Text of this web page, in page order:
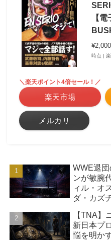
【
¥2,000
時点 | 楽
＼楽天ポイント4倍セール！／
楽天市場
メルカリ
WWE退団
ンが敏腕
ィル・オ
ダ・カズ
【TNA】
新日本プ
悩を明か